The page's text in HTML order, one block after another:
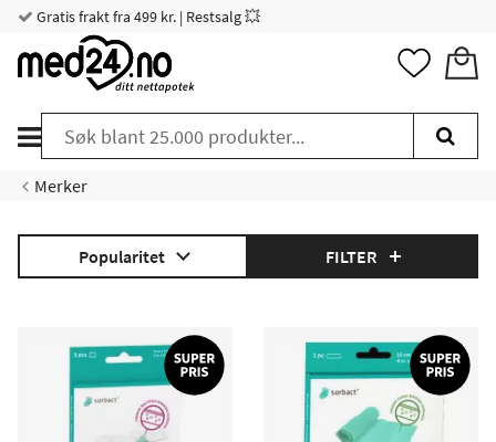
Gratis frakt fra 499 kr. | Restsalg 💥
Merker
Popularitet FILTER